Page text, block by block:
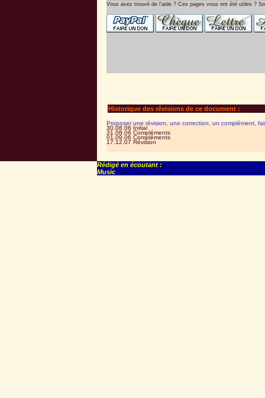
Vous avez trouvé de l'aide ? Ces pages vous ont été utiles ?
Historique des révisions de ce document :
Proposer une révision, une correction, un complément,
30.08.06 Initial
31.08.06 Compléments
01.09.06 Compléments
17.12.07 Révision
Rédigé en écoutant :
Music